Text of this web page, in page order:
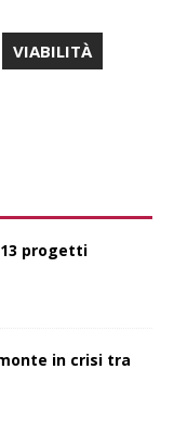
VIABILITÀ
13 progetti
in crisi tra